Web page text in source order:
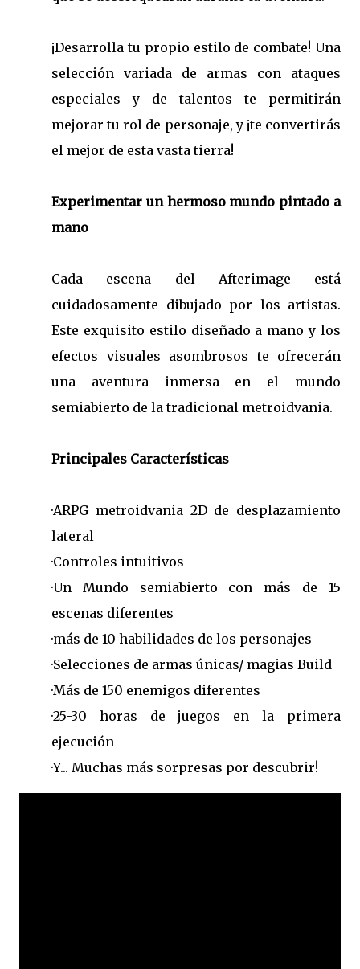
¡Desarrolla tu propio estilo de combate! Una
selección variada de armas con ataques
especiales y de talentos te permitirán
mejorar tu rol de personaje, y ¡te convertirás
el mejor de esta vasta tierra!
Experimentar un hermoso mundo pintado a
mano
Cada escena del Afterimage está
cuidadosamente dibujado por los artistas.
Este exquisito estilo diseñado a mano y los
efectos visuales asombrosos te ofrecerán
una aventura inmersa en el mundo
semiabierto de la tradicional metroidvania.
Principales Características
·ARPG metroidvania 2D de desplazamiento
lateral
·Controles intuitivos
·Un Mundo semiabierto con más de 15
escenas diferentes
·más de 10 habilidades de los personajes
·Selecciones de armas únicas/ magias Build
·Más de 150 enemigos diferentes
·25-30 horas de juegos en la primera
ejecución
·Y... Muchas más sorpresas por descubrir!